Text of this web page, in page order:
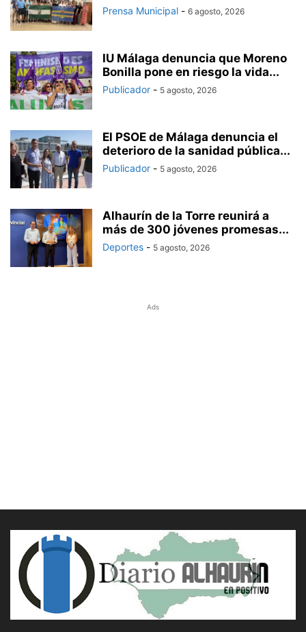
Prensa Municipal - 6 agosto, 2026
IU Málaga denuncia que Moreno
Bonilla pone en riesgo la vida...
Publicador - 5 agosto, 2026
El PSOE de Málaga denuncia el
deterioro de la sanidad pública...
Publicador - 5 agosto, 2026
Alhaurín de la Torre reunirá a
más de 300 jóvenes promesas...
Deportes - 5 agosto, 2026
Ads